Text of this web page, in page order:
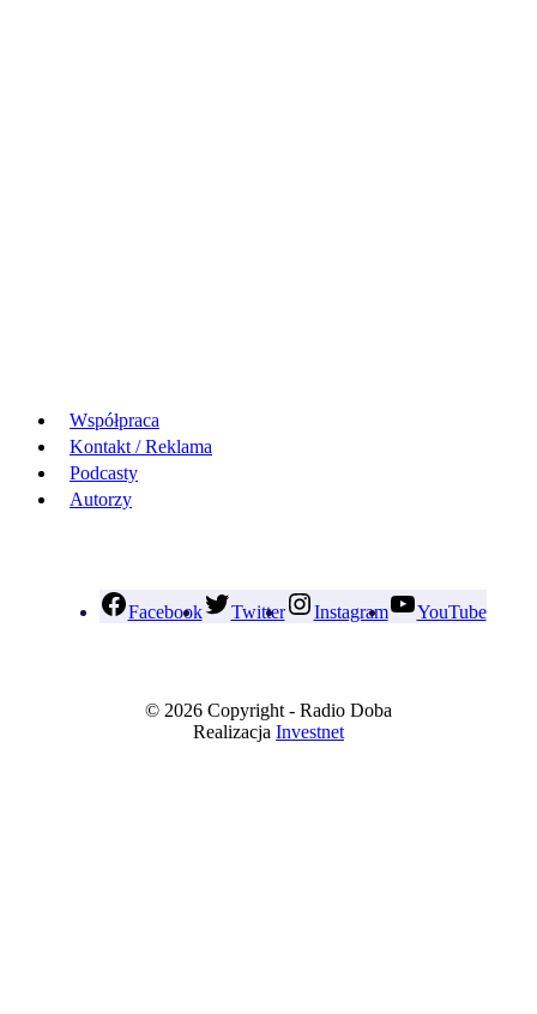
Współpraca
Kontakt / Reklama
Podcasty
Autorzy
Facebook Twitter Instagram YouTube
© 2026 Copyright - Radio Doba
Realizacja Investnet